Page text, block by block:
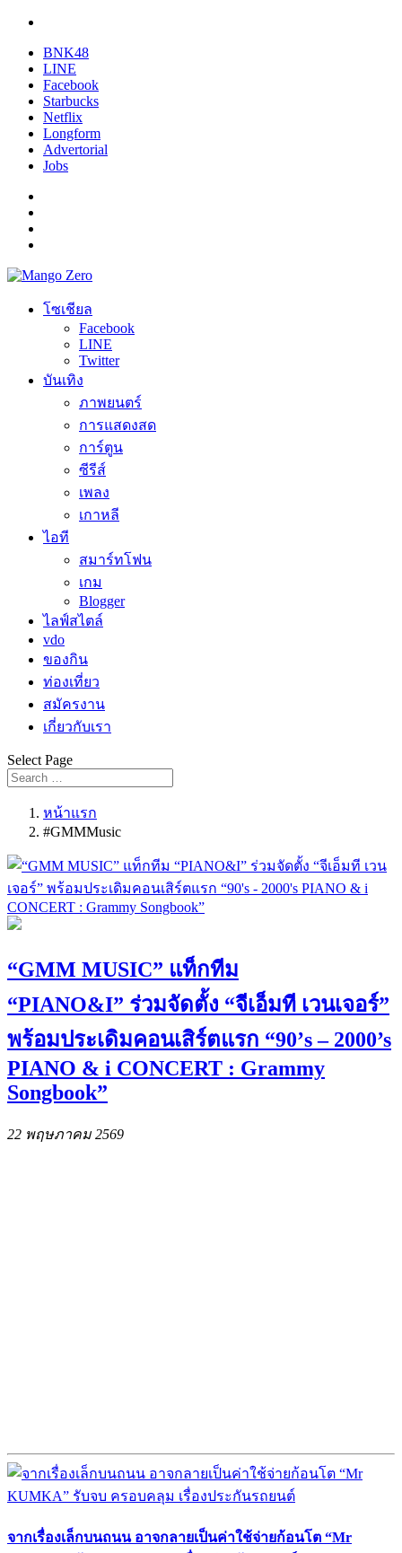
BNK48
LINE
Facebook
Starbucks
Netflix
Longform
Advertorial
Jobs
โซเชียล
Facebook
LINE
Twitter
บันเทิง
ภาพยนตร์
การแสดงสด
การ์ตูน
ซีรีส์
เพลง
เกาหลี
ไอที
สมาร์ทโฟน
เกม
Blogger
ไลฟ์สไตล์
vdo
ของกิน
ท่องเที่ยว
สมัครงาน
เกี่ยวกับเรา
Select Page
หน้าแรก
#GMMMusic
“GMM MUSIC” แท็กทีม
“PIANO&I” ร่วมจัดตั้ง “จีเอ็มที เวนเจอร์”
พร้อมประเดิมคอนเสิร์ตแรก “90’s – 2000’s
PIANO & i CONCERT : Grammy
Songbook”
22 พฤษภาคม 2569
จากเรื่องเล็กบนถนน อาจกลายเป็นค่าใช้จ่ายก้อนโต “Mr